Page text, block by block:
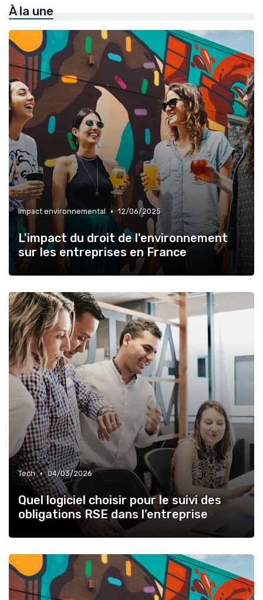
À la une
Impact environnemental • 12/06/2025
L'impact du droit de l'environnement
sur les entreprises en France
Tech • 04/03/2026
Quel logiciel choisir pour le suivi des
obligations RSE dans l’entreprise